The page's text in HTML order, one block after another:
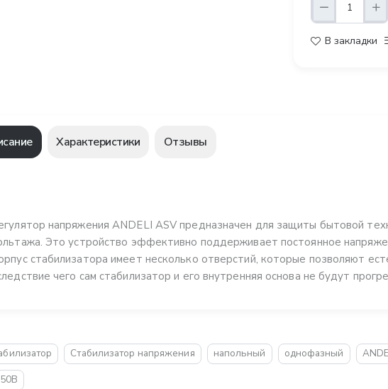
В закладки
Характеристики Отзывы
напряжения ANDELI ASV предназначен для защиты бытовой
Это устройство эффективно поддерживает постоянное
стабилизатора имеет несколько отверстий, которые позволяют
чего сам стабилизатор и его внутренняя основа не будут
Стабилизатор напряжения напольный однофазный